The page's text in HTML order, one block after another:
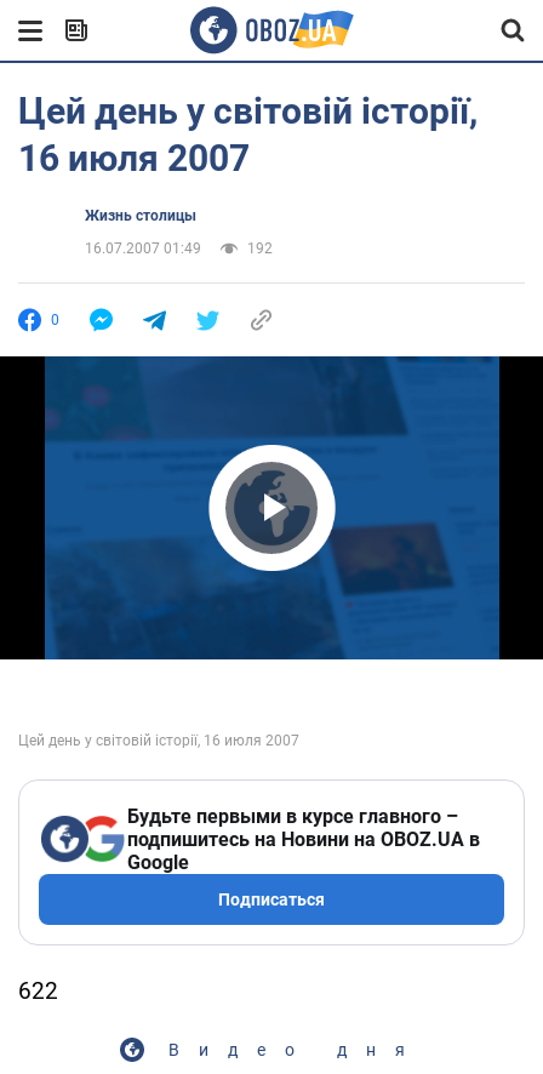
Цей день у світовій історії,
16 июля 2007
Жизнь столицы
16.07.2007 01:49
192
0
Play Video
Будьте первыми в курсе главного –
подпишитесь на Новини на OBOZ.UA в
Google
Подписаться
622
Видео дня